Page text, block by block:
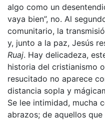
algo como un
vaya bien”, no. Al
comunitario, la
y, junto a la paz, Jesús
Ruaj. Hay delicadeza,
historia del cristianismo
resucitado no aparece
distancia sopla y
Se lee intimidad, mucha
abrazos; de aquellos